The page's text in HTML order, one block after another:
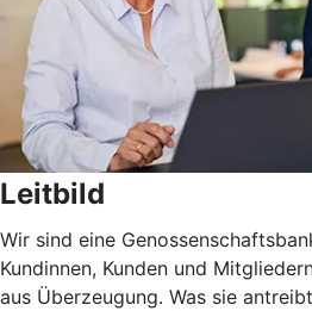
Leitbild
Wir sind eine
Kundinnen, Kunden und
aus Überzeugung. Was sie